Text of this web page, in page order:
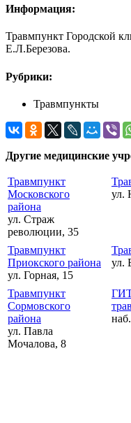
Информация:
Травмпункт Городской
Е.Л.Березова.
Рубрики:
Травмпункты
Другие медицинские
Травмпункт
Московского
района
ул. Страж
революции, 35
ул.
Травмпункт
Приокского района
ул. Горная, 15
ул.
Травмпункт
Сормовского
района
ул. Павла
Мочалова, 8